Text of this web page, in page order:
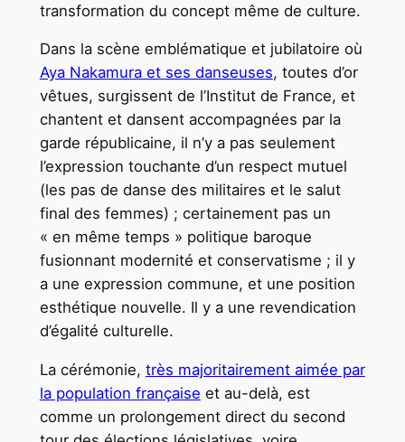
transformation du concept même de culture.
Dans la scène emblématique et jubilatoire où
Aya Nakamura et ses danseuses, toutes d’or
vêtues, surgissent de l’Institut de France, et
chantent et dansent accompagnées par la
garde républicaine, il n’y a pas seulement
l’expression touchante d’un respect mutuel
(les pas de danse des militaires et le salut
final des femmes) ; certainement pas un
« en même temps » politique baroque
fusionnant modernité et conservatisme ; il y
a une expression commune, et une position
esthétique nouvelle. Il y a une revendication
d’égalité culturelle.
La cérémonie, très majoritairement aimée par
la population française et au-delà, est
comme un prolongement direct du second